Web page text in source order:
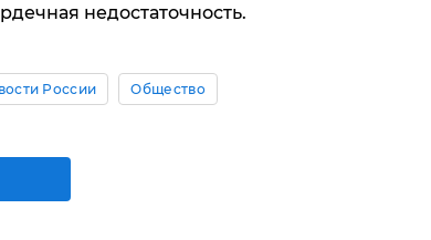
недостаточность.
России Общество